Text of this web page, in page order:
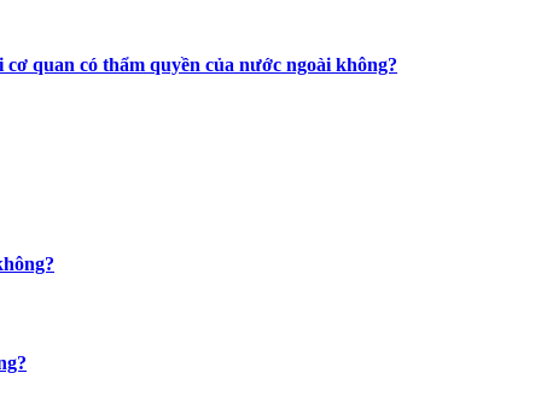
quan có thẩm quyền của nước ngoài không?